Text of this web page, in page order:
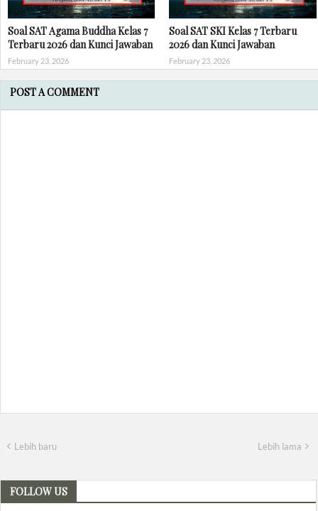
Soal SAT Agama Buddha Kelas 7
Terbaru 2026 dan Kunci Jawaban
February 23, 2026
Soal SAT SKI Kelas 7 Terbaru
2026 dan Kunci Jawaban
February 23, 2026
POST A COMMENT
Lebih baru Lebih lama
FOLLOW US